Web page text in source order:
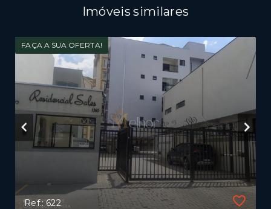
Imóveis similares
FAÇA A SUA OFERTA!
Ref.: 622